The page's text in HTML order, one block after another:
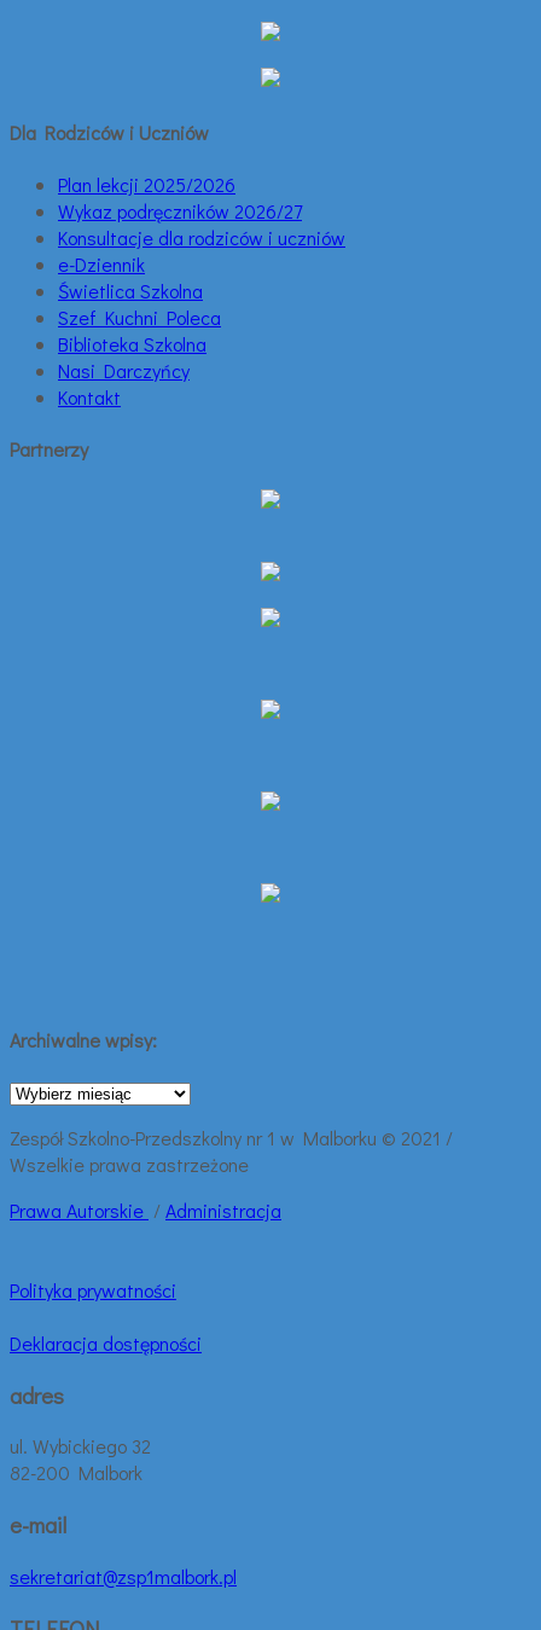
Dla Rodziców i Uczniów
Plan lekcji 2025/2026
Wykaz podręczników 2026/27
Konsultacje dla rodziców i uczniów
e-Dziennik
Świetlica Szkolna
Szef Kuchni Poleca
Biblioteka Szkolna
Nasi Darczyńcy
Kontakt
Partnerzy
Archiwalne wpisy:
Archiwalne
Zespół Szkolno-Przedszkolny nr 1 w Malborku © 2021 /
Wszelkie prawa zastrzeżone
Prawa Autorskie /Administracja
Polityka prywatności
Deklaracja dostępności
adres
ul. Wybickiego 32
82-200 Malbork
e-mail
sekretariat@zsp1malbork.pl